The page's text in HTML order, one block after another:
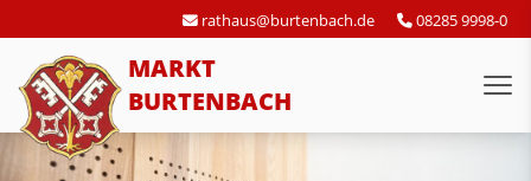
rathaus@burtenbach.de 08285 9998-0
MARKT
BURTENBACH